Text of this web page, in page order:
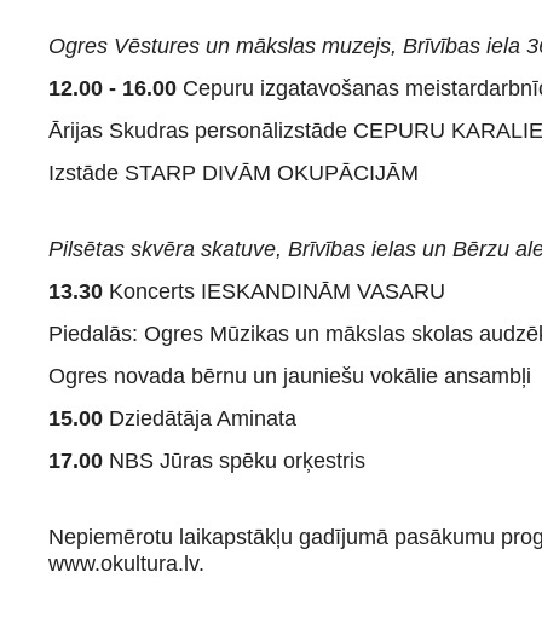
Ogres Vēstures un mākslas muzejs, Brīvības iela
12.00 - 16.00 Cepuru izgatavošanas
Ārijas Skudras personālizstāde CEPURU
Izstāde STARP DIVĀM OKUPĀCIJĀM
Pilsētas skvēra skatuve, Brīvības ielas un Bērzu
13.30 Koncerts IESKANDINĀM VASARU
Piedalās: Ogres Mūzikas un mākslas skolas
Ogres novada bērnu un jauniešu vokālie ansambļi
15.00 Dziedātāja Aminata
17.00 NBS Jūras spēku orķestris
Nepiemērotu laikapstākļu gadījumā pasākumu
www.okultura.lv.